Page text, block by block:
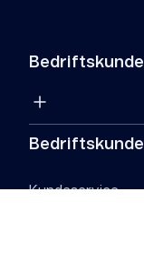
Bedriftskunde
Bedriftskunde
Kundeservice